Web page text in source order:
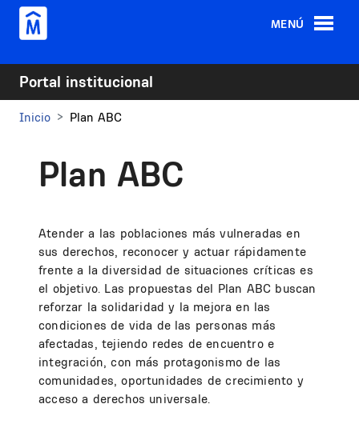
Pasar al contenido principal
MENÚ
Portal institucional
Inicio Plan ABC
Plan ABC
Atender a las poblaciones más vulneradas en
sus derechos, reconocer y actuar rápidamente
frente a la diversidad de situaciones críticas es
el objetivo. Las propuestas del Plan ABC buscan
reforzar la solidaridad y la mejora en las
condiciones de vida de las personas más
afectadas, tejiendo redes de encuentro e
integración, con más protagonismo de las
comunidades, oportunidades de crecimiento y
acceso a derechos universale.